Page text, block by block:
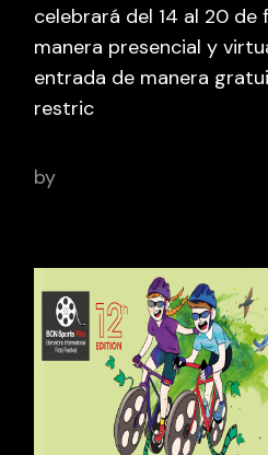
celebrará del 14 al 20
manera presencial y
entrada de manera
restric
by